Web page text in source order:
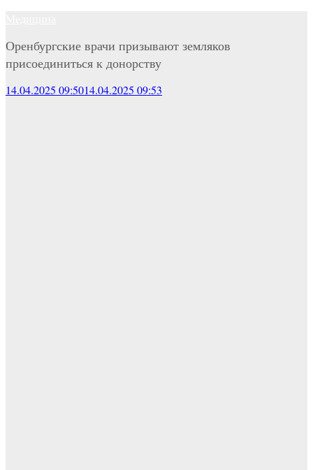
Оренбургские врачи призывают земляков
присоединиться к донорству
14.04.2025 09:5014.04.2025 09:53